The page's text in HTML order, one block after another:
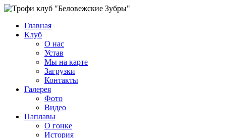
Главная
Клуб
О нас
Устав
Мы на карте
Загрузки
Контакты
Галерея
Фото
Видео
Паплавы
О гонке
История